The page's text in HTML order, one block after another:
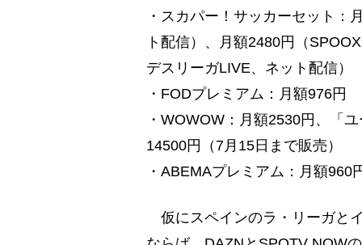
・スカパー！サッカーセット：
ト配信）、月額2480円（
デスリーガLIVE、ネット配信）
・FODプレミアム：月額976円
・WOWOW：月額2530円、「
14500円（7月15日まで販売）
・ABEMAプレミアム：月額960
仮にスペインのラ・リーガと